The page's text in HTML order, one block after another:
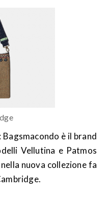
Bagsmacondo è il brand
Vellutina e Patmos
nuova collezione fa